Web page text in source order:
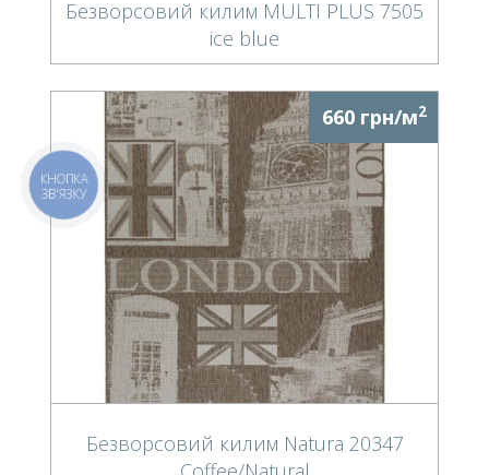
Безворсовий килим MULTI PLUS 7505
ice blue
660 грн/м2
Безворсовий килим Natura 20347
КНОПКА
ЗВ'ЯЗКУ